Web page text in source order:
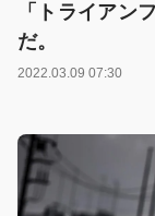
「トライアン
だ。
2022.03.09 07:30